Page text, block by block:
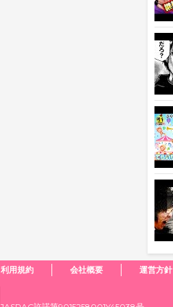
利用規約 会社概要 運営方針